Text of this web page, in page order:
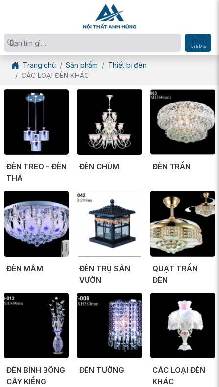
Danh Mục
Trang chủ Sản phẩm
Thiết bị đèn
CÁC LOẠI ĐÈN KHÁC
ĐÈN TREO - ĐÈN
THẢ
ĐÈN CHÙM ĐÈN TRẦN
ĐÈN MÂM
ĐÈN TRỤ SÂN
VƯỜN
QUẠT TRẦN
ĐÈN
ĐÈN BÌNH BÔNG
CÂY KIỂNG
ĐÈN TƯỜNG
CÁC LOẠI ĐÈN
KHÁC